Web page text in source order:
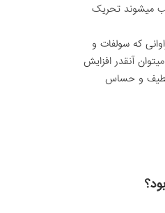
میشوند تحریک
فراوانی که سولفات و
آنقدر افزایش
لطیف و حساس